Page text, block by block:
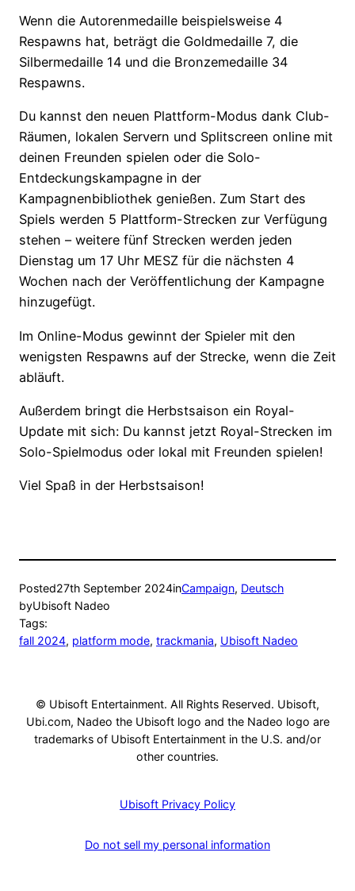
Wenn die Autorenmedaille beispielsweise 4
Respawns hat, beträgt die Goldmedaille 7, die
Silbermedaille 14 und die Bronzemedaille 34
Respawns.
Du kannst den neuen Plattform-Modus dank Club-
Räumen, lokalen Servern und Splitscreen online mit
deinen Freunden spielen oder die Solo-
Entdeckungskampagne in der
Kampagnenbibliothek genießen. Zum Start des
Spiels werden 5 Plattform-Strecken zur Verfügung
stehen – weitere fünf Strecken werden jeden
Dienstag um 17 Uhr MESZ für die nächsten 4
Wochen nach der Veröffentlichung der Kampagne
hinzugefügt.
Im Online-Modus gewinnt der Spieler mit den
wenigsten Respawns auf der Strecke, wenn die Zeit
abläuft.
Außerdem bringt die Herbstsaison ein Royal-
Update mit sich: Du kannst jetzt Royal-Strecken im
Solo-Spielmodus oder lokal mit Freunden spielen!
Viel Spaß in der Herbstsaison!
Posted27th September 2024inCampaign, Deutsch
byUbisoft Nadeo
Tags:
fall 2024, platform mode, trackmania, Ubisoft Nadeo
© Ubisoft Entertainment. All Rights Reserved. Ubisoft,
Ubi.com, Nadeo the Ubisoft logo and the Nadeo logo are
trademarks of Ubisoft Entertainment in the U.S. and/or
other countries.
Ubisoft Privacy Policy
Do not sell my personal information